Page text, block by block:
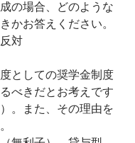
の場合、どのような
かお答えください。
対
としての奨学金制度
べきだとお考えです
。また、その理由を